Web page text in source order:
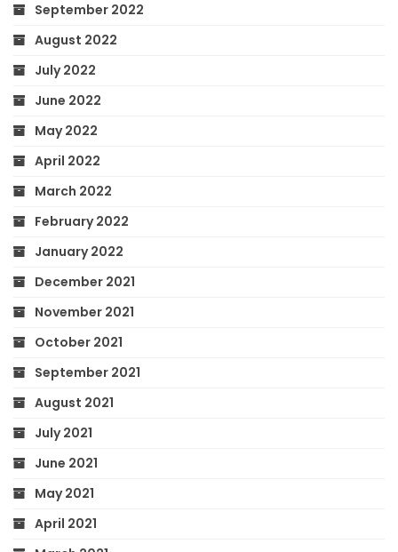
September 2022
August 2022
July 2022
June 2022
May 2022
April 2022
March 2022
February 2022
January 2022
December 2021
November 2021
October 2021
September 2021
August 2021
July 2021
June 2021
May 2021
April 2021